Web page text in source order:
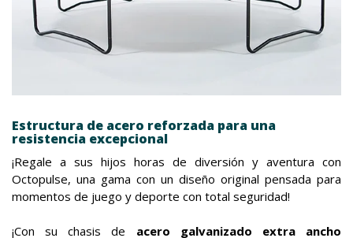
Estructura de acero reforzada para una
resistencia excepcional
¡Regale a sus hijos horas de diversión y aventura con
Octopulse, una gama con un diseño original pensada para
momentos de juego y deporte con total seguridad!
¡Con su chasis de acero galvanizado extra ancho